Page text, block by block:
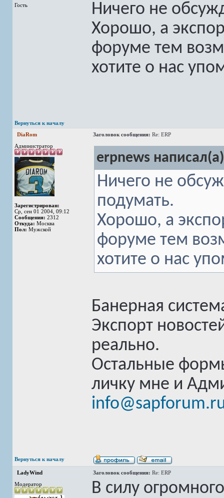
Гость
Ничего не
Хорошо, а
форуме тем
хотите о нас
Вернуться к началу
DiaRom
Заголовок сообщения: Re: ERP
Администратор
Зарегистрирован:
Ср, сен 01 2004, 09:12
Сообщения: 2312
Откуда: Москва
Пол: Мужской
erpnews
Ничего не
подумать.
Хорошо, а
форуме тем
хотите о нас
Банерная
Экспорт
реально.
Остальные
личку мне и
Вернуться к началу
LadyWind Заголовок сообщения: Re: ERP
Модератор
В силу